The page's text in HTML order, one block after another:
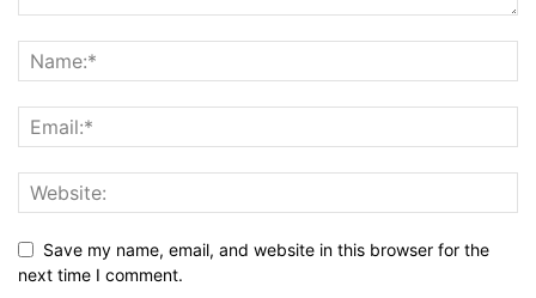
Save my name, email, and website in this browser for the
next time I comment.